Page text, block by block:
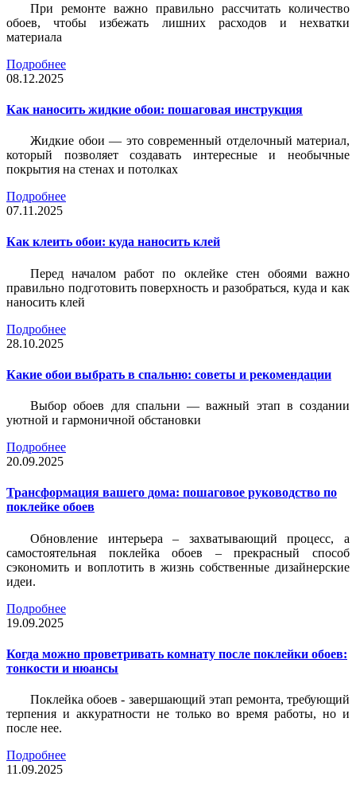
При ремонте важно правильно рассчитать количество
обоев, чтобы избежать лишних расходов и нехватки
материала
Подробнее
08.12.2025
Как наносить жидкие обои: пошаговая инструкция
Жидкие обои — это современный отделочный материал,
который позволяет создавать интересные и необычные
покрытия на стенах и потолках
Подробнее
07.11.2025
Как клеить обои: куда наносить клей
Перед началом работ по оклейке стен обоями важно
правильно подготовить поверхность и разобраться, куда и как
наносить клей
Подробнее
28.10.2025
Какие обои выбрать в спальню: советы и рекомендации
Выбор обоев для спальни — важный этап в создании
уютной и гармоничной обстановки
Подробнее
20.09.2025
Трансформация вашего дома: пошаговое руководство по
поклейке обоев
Обновление интерьера – захватывающий процесс, а
самостоятельная поклейка обоев – прекрасный способ
сэкономить и воплотить в жизнь собственные дизайнерские
идеи.
Подробнее
19.09.2025
Когда можно проветривать комнату после поклейки обоев:
тонкости и нюансы
Поклейка обоев - завершающий этап ремонта, требующий
терпения и аккуратности не только во время работы, но и
после нее.
Подробнее
11.09.2025